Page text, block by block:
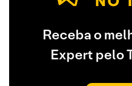
Receba o
Expert pelo